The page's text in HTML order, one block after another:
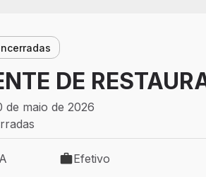
DE
de maio de 2026
São Luís - MATipo de vaga: Efetivo
Efetivo